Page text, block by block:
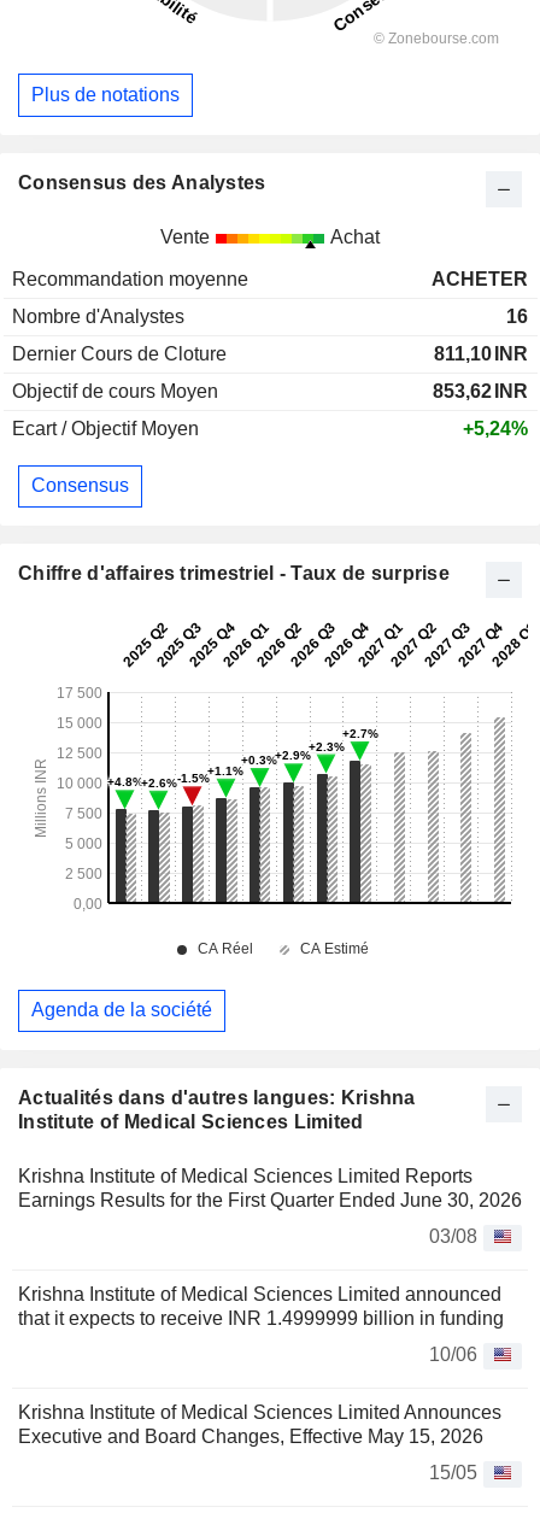
Actualités dans d'autres langues: Krishna
Institute of Medical Sciences Limited
Krishna Institute of Medical Sciences Limited Reports
Earnings Results for the First Quarter Ended June 30, 2026
03/08
Krishna Institute of Medical Sciences Limited announced
that it expects to receive INR 1.4999999 billion in funding
10/06
Krishna Institute of Medical Sciences Limited Announces
Executive and Board Changes, Effective May 15, 2026
15/05
Plus de notations
Consensus des Analystes
Vente Achat
Recommandation moyenne
ACHETER
Nombre d'Analystes
16
Dernier Cours de Cloture
811,10 INR
Objectif de cours Moyen
853,62 INR
Ecart / Objectif Moyen
+5,24%
Consensus
Chiffre d'affaires trimestriel - Taux de surprise
Agenda de la société